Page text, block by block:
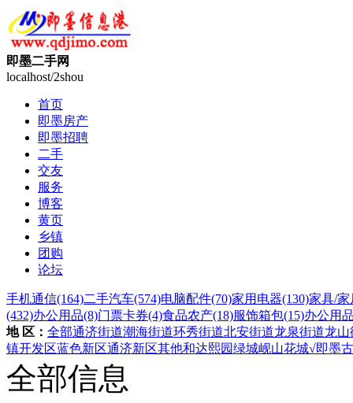
即墨二手网
localhost/2shou
首页
即墨房产
即墨招聘
二手
交友
服务
博客
黄页
乡镇
团购
论坛
手机通信(164)二手汽车(574)电脑配件(70)家用电器(130)家具/家
(432)办公用品(8)门票卡券(4)食品农产(18)服饰箱包(15)办公用
地 区： 全部通济街道潮海街道环秀街道北安街道龙泉街道龙山
镇开发区蓝色新区通济新区其他和达熙园绿城岘山花城√即墨
全部信息